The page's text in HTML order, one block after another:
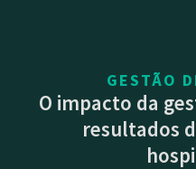
GESTÃO
O impacto da
resultados